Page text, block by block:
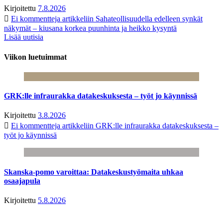
Kirjoitettu 7.8.2026
Ei kommentteja artikkeliin Sahateollisuudella edelleen synkät
näkymät – kiusana korkea puunhinta ja heikko kysyntä
Lisää uutisia
Viikon luetuimmat
GRK:lle infraurakka datakeskuksesta – työt jo käynnissä
Kirjoitettu 3.8.2026
Ei kommentteja artikkeliin GRK:lle infraurakka datakeskuksesta –
työt jo käynnissä
Skanska-pomo varoittaa: Datakeskustyömaita uhkaa
osaajapula
Kirjoitettu 5.8.2026